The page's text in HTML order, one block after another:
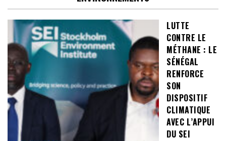
LUTTE
CONTRE LE
MÉTHANE : LE
SÉNÉGAL
RENFORCE
SON
DISPOSITIF
CLIMATIQUE
AVEC L’APPUI
DU SEI